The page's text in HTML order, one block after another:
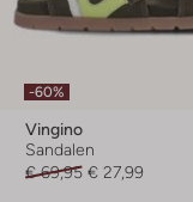
-60%
Vingino
Sandalen
€ 69,95 € 27,99